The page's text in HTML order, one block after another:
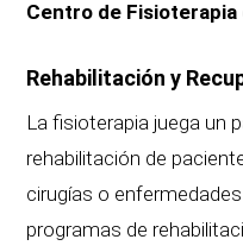
Centro de Fisioterapia
Rehabilitación y
La fisioterapia juega un
rehabilitación de
cirugías o
programas de